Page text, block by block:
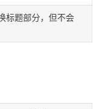
标题部分，但不会